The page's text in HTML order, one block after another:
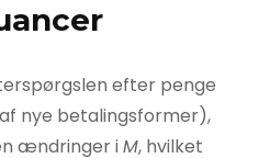
efter penge
nye betalingsformer),
ændringer iM, hvilket